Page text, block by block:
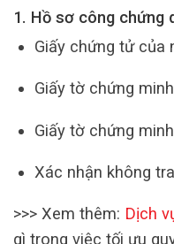
1. Hồ sơ công chứng
Giấy chứng tử của
Giấy tờ chứng
Giấy tờ chứng
Xác nhận không
>>> Xem thêm: Dịch
gì trong việc tối ưu